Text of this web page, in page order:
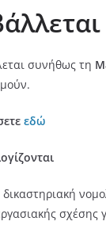
συνήθως τη
εδώ